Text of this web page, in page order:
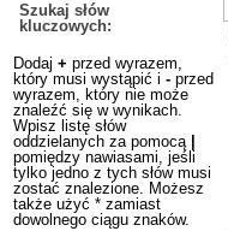
Szukaj słów
kluczowych:
Dodaj + przed wyrazem,
który musi wystąpić i - przed
wyrazem, który nie może
znaleźć się w wynikach.
Wpisz listę słów
oddzielanych za pomocą
pomiędzy nawiasami, jeśli
tylko jedno z tych słów musi
zostać znalezione. Możesz
także użyć * zamiast
dowolnego ciągu znaków.